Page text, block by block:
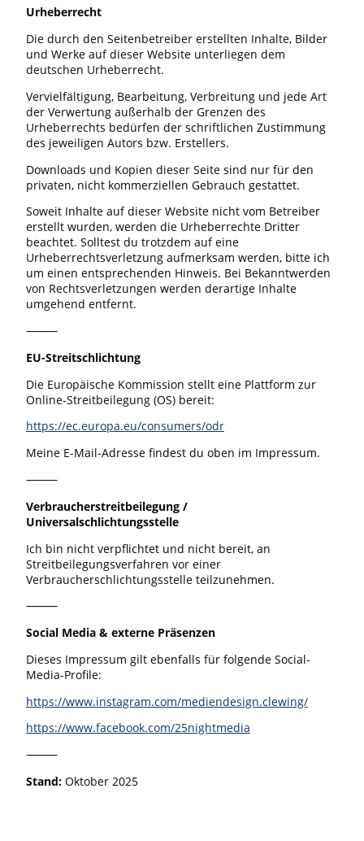
Urheberrecht
Die durch den Seitenbetreiber erstellten Inhalte, Bilder
und Werke auf dieser Website unterliegen dem
deutschen Urheberrecht.
Vervielfältigung, Bearbeitung, Verbreitung und jede Art
der Verwertung außerhalb der Grenzen des
Urheberrechts bedürfen der schriftlichen Zustimmung
des jeweiligen Autors bzw. Erstellers.
Downloads und Kopien dieser Seite sind nur für den
privaten, nicht kommerziellen Gebrauch gestattet.
Soweit Inhalte auf dieser Website nicht vom Betreiber
erstellt wurden, werden die Urheberrechte Dritter
beachtet. Solltest du trotzdem auf eine
Urheberrechtsverletzung aufmerksam werden, bitte ich
um einen entsprechenden Hinweis. Bei Bekanntwerden
von Rechtsverletzungen werden derartige Inhalte
umgehend entfernt.
⸻
EU-Streitschlichtung
Die Europäische Kommission stellt eine Plattform zur
Online-Streitbeilegung (OS) bereit:
https://ec.europa.eu/consumers/odr
Meine E-Mail-Adresse findest du oben im Impressum.
⸻
Verbraucherstreitbeilegung /
Universalschlichtungsstelle
Ich bin nicht verpflichtet und nicht bereit, an
Streitbeilegungsverfahren vor einer
Verbraucherschlichtungsstelle teilzunehmen.
⸻
Social Media & externe Präsenzen
Dieses Impressum gilt ebenfalls für folgende Social-
Media-Profile:
https://www.instagram.com/mediendesign.clewing/
https://www.facebook.com/25nightmedia
⸻
Stand: Oktober 2025